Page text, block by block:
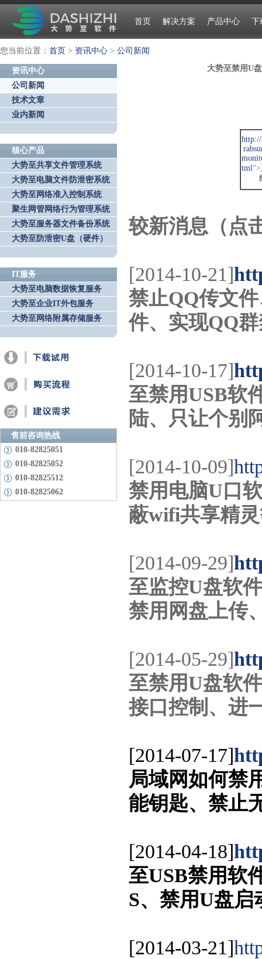
首页 解决方案 产品中心 下
您当前位置： 首页 > 资讯中心 > 公司新闻
资讯中心
公司新闻
技术文章
业内新闻
核心产品
大势至共享文件管理系统
大势至电脑文件防泄密系统
大势至网络准入控制系统
聚生网管网络行为管理系统
大势至服务器文件备份系统
大势至防泄密U盘（硬件）
IT服务
大势至电脑数据恢复服务
大势至企业IT外包服务
大势至网络附属存储服务
售前咨询热线
010-82825051
010-82825052
010-82825512
010-82825062
大势至禁用U
tml">
较新消息（点
[2014-10-21]
禁止QQ传文
件、实现QQ
[2014-10-17]
至禁用USB软
陆、只让个别
[2014-10-09]
禁用电脑U口
蔽wifi共享精
[2014-09-29]
至监控U盘软
禁用网盘上传
[2014-05-29]
至禁用U盘软
接口控制、进
[2014-07-17]
局域网如何禁
能钥匙、禁止
[2014-04-18]
至USB禁用软
S、禁用U盘
[2014-03-21]